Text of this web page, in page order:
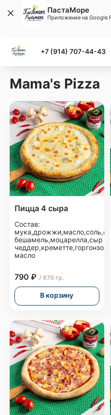
+7 (914) 707-44-43
Mama's Pizza
Пицца 4 сыра
Состав:
бешамель,моцарелла,сыр
масло
790 ₽ / 670 гр.
В корзину
ПастаМоре
Приложение на Google